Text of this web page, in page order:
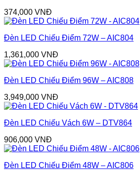
374,000 VNĐ
Đèn LED Chiếu Điểm 72W – AIC804
1,361,000 VNĐ
Đèn LED Chiếu Điểm 96W – AIC808
3,949,000 VNĐ
Đèn LED Chiếu Vách 6W – DTV864
906,000 VNĐ
Đèn LED Chiếu Điểm 48W – AIC806